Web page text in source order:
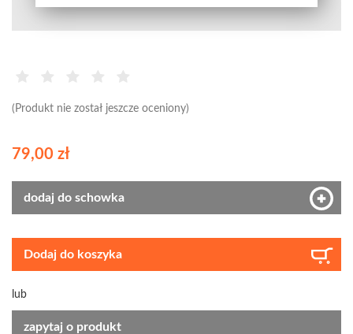
(Produkt nie został jeszcze oceniony)
79,00 zł
dodaj do schowka
Dodaj do koszyka
lub
zapytaj o produkt